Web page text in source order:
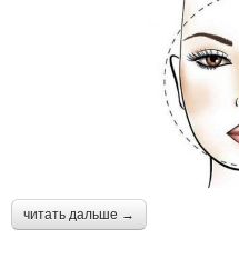
читать дальше →